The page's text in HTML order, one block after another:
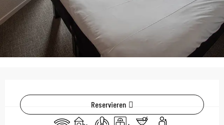
Öffnungszeiten &
Reservieren
Wi-Fi
Spiele für Kinder / Spielplatz
Klimaanlage
Aufzug Bar / Getränkestand
Seminare